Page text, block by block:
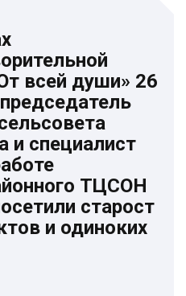
всей души» 26
и специалист
ТЦСОН
старост
и одиноких